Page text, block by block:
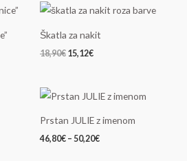
Škatla za nakit
18,90€
Izvirna
cena
bila:
18,90€.
15,12€
Trenutna
cena
15,12€.
Prstan JULIE z imenom
46,80€ – 50,20€
Cenovni
razpon:
46,80€
do